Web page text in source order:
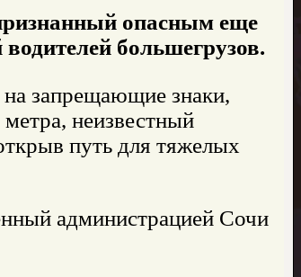
опасным еще
большегрузов.
запрещающие знаки,
неизвестный
путь для тяжелых
администрацией Сочи